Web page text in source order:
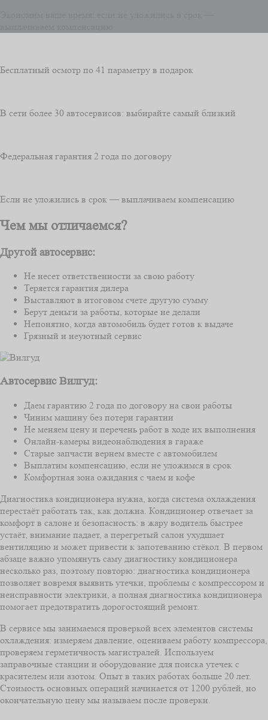
Бесплатный осмотр по 41 параметру в подарок
В сети более 30 автосервисов: выбирайте самый близкий
Федеральная гарантия 2 года по договору
Если не уложились в срок — выплачиваем компенсацию
Чем мы отличаемся?
Другой автосервис:
Не несет ответственности за свою работу
Теряется гарантия дилера
Выставляют в итоговом счете другую сумму
Берут деньги за работы, которые не делали
Непонятно, когда автомобиль будет готов к выдаче
Грязный и неуютный сервис
Автосервис Вилгуд:
Даем гарантию 2 года по договору на свои работы
Чиним машину без потери гарантии
Не меняем цену и перечень работ в ходе их выполнения
Онлайн-камеры видеонаблюдения в гараже
Старые запчасти вернем вместе с автомобилем
Выплатим компенсацию, если не уложимся в срок
Комфортная зона ожидания с чаем и кофе
Диагностика кондиционера нужна, когда система охлаждения
перестаёт работать так, как должна. Кондиционер отвечает за
комфорт в салоне и безопасность: в жару водитель быстрее
устаёт, внимание падает, а перегретый салон ухудшает
вентиляцию и может привести к запотеванию стёкол. В первом
абзаце важно упомянуть саму диагностику кондиционера
несколько раз, поэтому повторю: диагностика кондиционера
позволяет вовремя выявить утечки, проблемы с компрессором и
неисправности электрики, а полная диагностика кондиционера
помогает предотвратить дорогостоящий ремонт.
В сервисе мы занимаемся проверкой всех элементов системы
охлаждения: измеряем давление, оцениваем работу компрессора,
проверяем герметичность магистралей. Используем
заправочные станции и оборудование для поиска утечек с
красителем или азотом. Опыт в таких работах больше 20 лет.
Стоимость основных операций начинается от 1200 рублей, но
окончательную цену мы называем после проверки.